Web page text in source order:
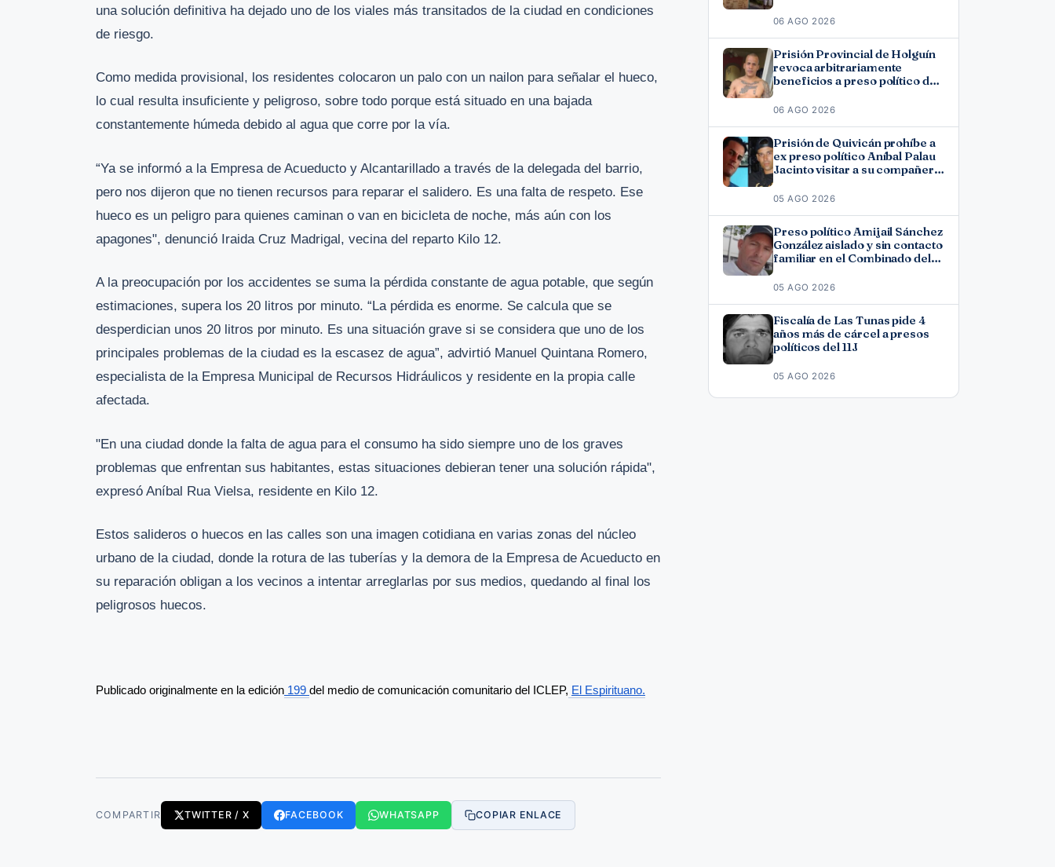
una solución definitiva ha dejado uno de los viales más transitados de la ciudad en condiciones
de riesgo.
Como medida provisional, los residentes colocaron un palo con un nailon para señalar el hueco,
lo cual resulta insuficiente y peligroso, sobre todo porque está situado en una bajada
constantemente húmeda debido al agua que corre por la vía.
“Ya se informó a la Empresa de Acueducto y Alcantarillado a través de la delegada del barrio,
pero nos dijeron que no tienen recursos para reparar el salidero. Es una falta de respeto. Ese
hueco es un peligro para quienes caminan o van en bicicleta de noche, más aún con los
apagones", denunció Iraida Cruz Madrigal, vecina del reparto Kilo 12.
A la preocupación por los accidentes se suma la pérdida constante de agua potable, que según
estimaciones, supera los 20 litros por minuto. “La pérdida es enorme. Se calcula que se
desperdician unos 20 litros por minuto. Es una situación grave si se considera que uno de los
principales problemas de la ciudad es la escasez de agua”, advirtió Manuel Quintana Romero,
especialista de la Empresa Municipal de Recursos Hidráulicos y residente en la propia calle
afectada.
"En una ciudad donde la falta de agua para el consumo ha sido siempre uno de los graves
problemas que enfrentan sus habitantes, estas situaciones debieran tener una solución rápida",
expresó Aníbal Rua Vielsa, residente en Kilo 12.
Estos salideros o huecos en las calles son una imagen cotidiana en varias zonas del núcleo
urbano de la ciudad, donde la rotura de las tuberías y la demora de la Empresa de Acueducto en
su reparación obligan a los vecinos a intentar arreglarlas por sus medios, quedando al final los
peligrosos huecos.
Publicado originalmente en la edición 199 del medio de comunicación comunitario del ICLEP, El Espirituano.
COMPARTIR TWITTER / X FACEBOOK WHATSAPP COPIAR ENLACE
06 AGO 2026
Prisión Provincial de Holguín
revoca arbitrariamente
beneficios a preso político del
06 AGO 2026
Prisión de Quivicán prohíbe a
ex preso político Aníbal Palau
Jacinto visitar a su compañero
Fonseca
05 AGO 2026
Preso político Amijail Sánchez
González aislado y sin contacto
familiar en el Combinado del
05 AGO 2026
Fiscalía de Las Tunas pide 4
años más de cárcel a presos
políticos del 11J
05 AGO 2026